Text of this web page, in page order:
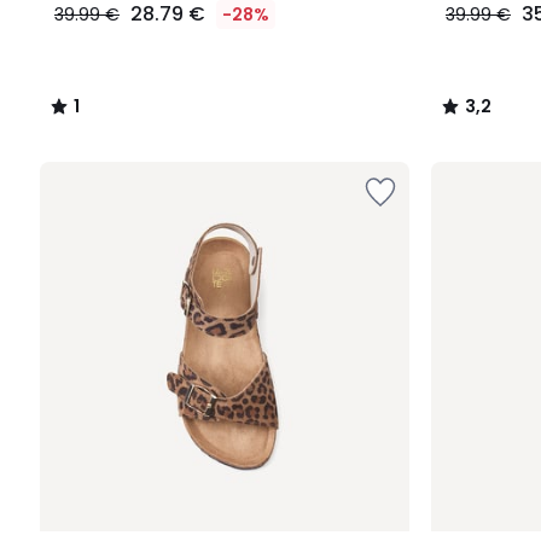
39.99 € 28.79 € -28%
1
/
39.99 €
3,2
/